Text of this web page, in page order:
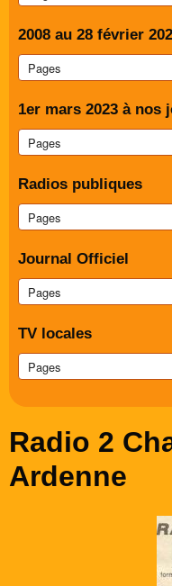
2008 au 28 février
1er mars 2023 à nos
Radios publiques
Journal Officiel
TV locales
Radio 2
Ardenne